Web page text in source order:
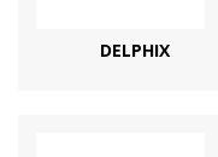
DELPHIX